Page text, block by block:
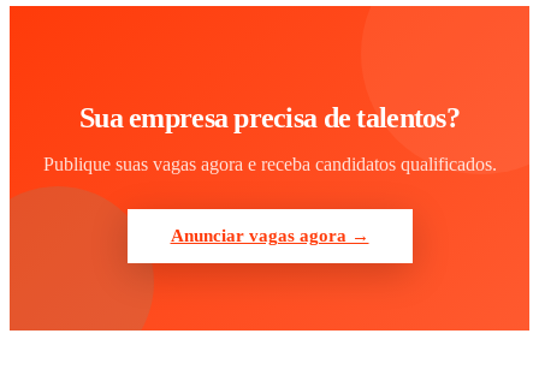
Sua empresa precisa de talentos?
Publique suas vagas agora e receba candidatos qualificados.
Anunciar vagas agora →